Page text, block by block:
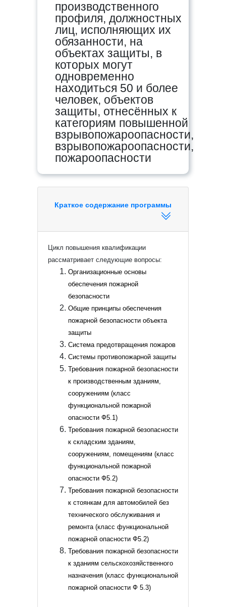
производственного
профиля, должностных
лиц, исполняющих их
обязанности, на
объектах защиты, в
которых могут
одновременно
находиться 50 и более
человек, объектов
защиты, отнесённых к
категориям повышенной
взрывопожароопасности,
взрывопожароопасности,
пожароопасности
Краткое содержание программы
Цикл повышения квалификации
рассматривает следующие вопросы:
Организационные основы
обеспечения пожарной
безопасности
Общие принципы обеспечения
пожарной безопасности объекта
защиты
Система предотвращения пожаров
Системы противопожарной защиты
Требования пожарной безопасности
к производственным зданиям,
сооружениям (класс
функциональной пожарной
опасности Ф5.1)
Требования пожарной безопасности
к складским зданиям,
сооружениям, помещениям (класс
функциональной пожарной
опасности Ф5.2)
Требования пожарной безопасности
к стоянкам для автомобилей без
технического обслуживания и
ремонта (класс функциональной
пожарной опасности Ф5.2)
Требования пожарной безопасности
к зданиям сельскохозяйственного
назначения (класс функциональной
пожарной опасности Ф 5.3)